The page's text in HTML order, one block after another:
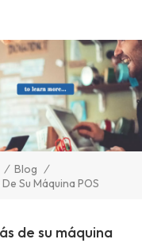
/ Blog /
Su Máquina POS
de su máquina